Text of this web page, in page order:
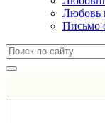
Любовь
Письмо